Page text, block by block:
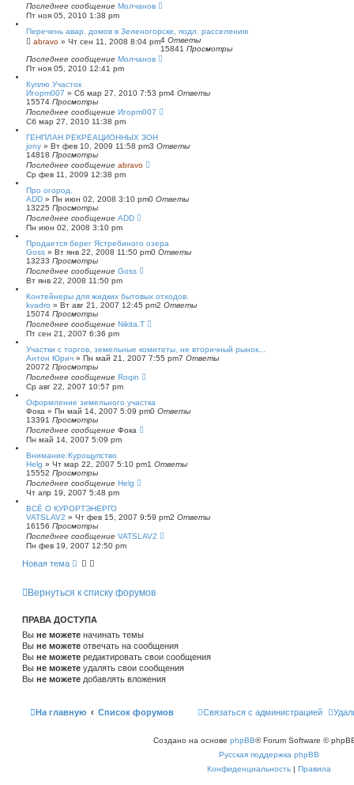
Последнее сообщение Молчанов
Пт ноя 05, 2010 1:38 pm
Перечень авар. домов в Зеленогорске, подл. расселению
abravo » Чт сен 11, 2008 8:04 pm4 Ответы
15841 Просмотры
Последнее сообщение Молчанов
Пт ноя 05, 2010 12:41 pm
Куплю Участок
Игорm007 » Сб мар 27, 2010 7:53 pm4 Ответы
15574 Просмотры
Последнее сообщение Игорm007
Сб мар 27, 2010 11:38 pm
ГЕНПЛАН РЕКРЕАЦИОННЫХ ЗОН
jony » Вт фев 10, 2009 11:58 pm3 Ответы
14818 Просмотры
Последнее сообщение abravo
Ср фев 11, 2009 12:38 pm
Про огород.
ADD » Пн июн 02, 2008 3:10 pm0 Ответы
13225 Просмотры
Последнее сообщение ADD
Пн июн 02, 2008 3:10 pm
Продается берег Ястребиного озера
Goss » Вт янв 22, 2008 11:50 pm0 Ответы
13233 Просмотры
Последнее сообщение Goss
Вт янв 22, 2008 11:50 pm
Контейнеры для жидких бытовых отходов.
kvadro » Вт авг 21, 2007 12:45 pm2 Ответы
15074 Просмотры
Последнее сообщение Nikita.T
Пт сен 21, 2007 6:36 pm
Участки с торгов, земельные комитеты, не вторичный рынок...
Антон Юрич » Пн май 21, 2007 7:55 pm7 Ответы
20072 Просмотры
Последнее сообщение Roqin
Ср авг 22, 2007 10:57 pm
Оформление земельного участка
Фока » Пн май 14, 2007 5:09 pm0 Ответы
13391 Просмотры
Последнее сообщение Фока
Пн май 14, 2007 5:09 pm
Внимание:Курощупство
Helg » Чт мар 22, 2007 5:10 pm1 Ответы
15552 Просмотры
Последнее сообщение Helg
Чт апр 19, 2007 5:48 pm
ВСЁ О КУРОРТЭНЕРГО
VATSLAV2 » Чт фев 15, 2007 9:59 pm2 Ответы
16156 Просмотры
Последнее сообщение VATSLAV2
Пн фев 19, 2007 12:50 pm
Новая тема
Вернуться к списку форумов
ПРАВА ДОСТУПА
Вы не можете начинать темы
Вы не можете отвечать на сообщения
Вы не можете редактировать свои сообщения
Вы не можете удалять свои сообщения
Вы не можете добавлять вложения
На главную Список форумов Связаться с администрацией
Создано на основе phpBB® Forum Software ©
Русская поддержка phpBB
Конфиденциальность | Правила